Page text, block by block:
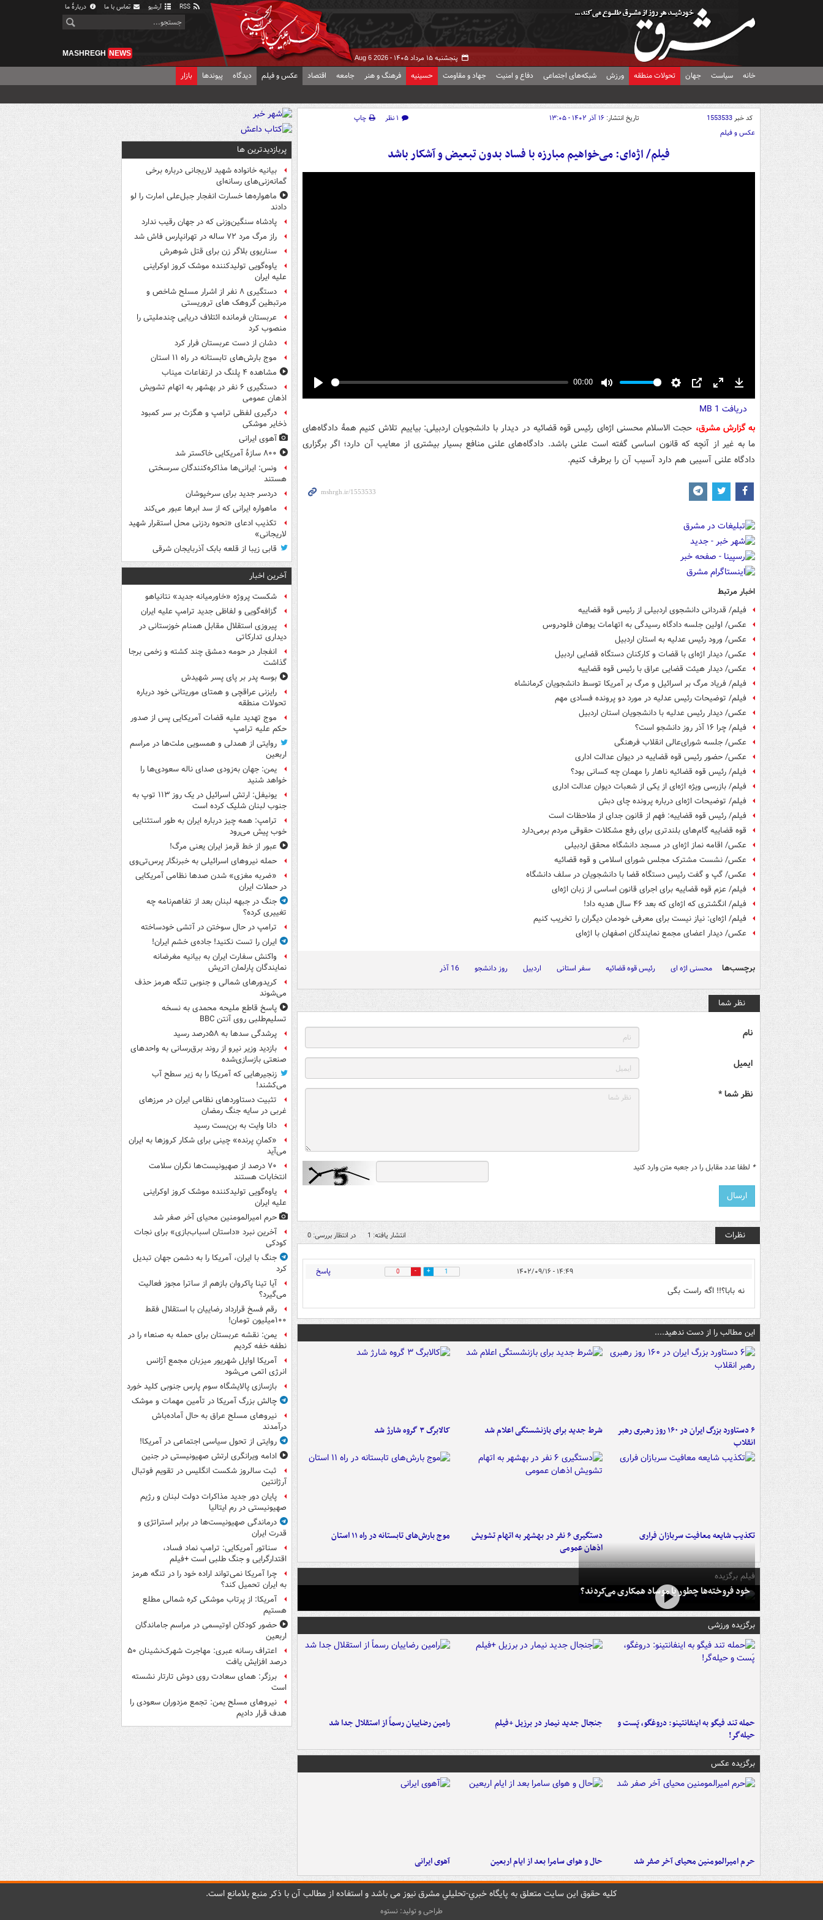
آرشیو تماس با ما دربارهٔ ما
پنجشنبه ۱۵ مرداد ۱۴۰۵ - Aug 6 2026
MASHREGH NEWS
خانه سیاست جهان تحولات منطقه ورزش شبکه‌های اجتماعی دفاع و امنیت جهاد و مقاومت حسینیه فرهنگ و هنر جامعه اقتصاد عکس و فیلم دیدگاه پیوندها بازار
کد خبر1553533 تاریخ انتشار: ۱۶ آذر ۱۴۰۲ - ۱۳:۰۵ ۱ نظر
چاپ
عکس و فیلم
فیلم/ اژه‌ای: می‌خواهیم مبارزه با فساد بدون تبعیض و آشکار باشد
00:00
fullscreen
دریافت 1 MB
به گزارش مشرق، حجت الاسلام محسنی اژه‌ای رئیس قوه قضائیه در دیدار با دانشجویان اردبیلی: بیاییم تلاش کنیم همهٔ دادگاه‌های
ما به غیر از آنچه که قانون اساسی گفته است علنی باشد. دادگاه‌های علنی منافع بسیار بیشتری از معایب آن دارد؛ اگر برگزاری
دادگاه علنی آسیبی هم دارد آسیب آن را برطرف کنیم.
اخبار مرتبط
فیلم/ قدردانی دانشجوی اردبیلی از رئیس قوه قضاییه
عکس/ اولین جلسه دادگاه رسیدگی به اتهامات یوهان فلودروس
عکس/ ورود رئیس عدلیه به استان اردبیل
عکس/ دیدار اژه‌ای با قضات و کارکنان دستگاه قضایی اردبیل
عکس/ دیدار هیئت قضایی عراق با رئیس قوه قضاییه
فیلم/ فریاد مرگ بر اسرائیل و مرگ بر آمریکا توسط دانشجویان کرمانشاه
فیلم/ توضیحات رئیس عدلیه در مورد دو پرونده فسادی مهم
عکس/ دیدار رئیس عدلیه با دانشجویان استان اردبیل
فیلم/ چرا ۱۶ آذر روز دانشجو است؟
عکس/ جلسه شورای‌عالی انقلاب فرهنگی
عکس/ حضور رئیس قوه قضاییه در دیوان عدالت اداری
فیلم/ رئیس قوه قضائیه ناهار را مهمان چه کسانی بود؟
فیلم/ بازرسی ویژه اژه‌ای از یکی از شعبات دیوان عدالت اداری
فیلم/ توضیحات اژه‌ای درباره پرونده چای دبش
فیلم/ رئیس قوه قضاییه: فهم از قانون جدای از ملاحظات است
قوه قضاییه گام‌های بلندتری برای رفع مشکلات حقوقی مردم برمی‌دارد
عکس/ اقامه نماز اژه‌ای در مسجد دانشگاه محقق اردبیلی
عکس/ نشست مشترک مجلس شورای اسلامی و قوه قضائیه
عکس/ گپ و گفت رئیس دستگاه قضا با دانشجویان در سلف دانشگاه
فیلم/ عزم قوه قضاییه برای اجرای قانون اساسی از زبان اژه‌ای
فیلم/ انگشتری که اژه‌ای که بعد ۴۶ سال هدیه داد!
فیلم/ اژه‌ای: نیاز نیست برای معرفی خودمان دیگران را تخریب کنیم
عکس/ دیدار اعضای مجمع نمایندگان اصفهان با اژه‌ای
برچسب‌ها محسنی اژه ای رئیس قوه قضائیه سفر استانی اردبیل روز دانشجو 16 آذر
نظر شما
نام
ایمیل
نظر شما *
* لطفا عدد مقابل را در جعبه متن وارد کنید
نظرات انتشار یافته: 1 در انتظار بررسی: 0
۱۴:۴۹ - ۱۴۰۲/۰۹/۱۶ 1
0 پاسخ
نه بابا؟!! اگه راست بگی
این مطالب را از دست ندهید....
۶ دستاورد بزرگ ایران در ۱۶۰ روز رهبری رهبر
انقلاب
شرط جدید برای بازنشستگی اعلام شد کالابرگ ۳ گروه شارژ شد
تکذیب شایعه معافیت سربازان فراری
دستگیری ۶ نفر در بهشهر به اتهام تشویش
اذهان عمومی
موج بارش‌های تابستانه در راه ۱۱ استان
فیلم برگزیده
خود فروخته‌ها چطور با موساد همکاری می‌کردند؟
برگزیده ورزشی
حمله تند فیگو به اینفانتینو: دروغگو، پَست‌ و
حیله‌گر!
جنجال جدید نیمار در برزیل +فیلم رامین رضاییان رسماً از استقلال جدا شد
برگزیده عکس
حرم امیرالمومنین محیای آخر صفر شد حال و هوای سامرا بعد از ایام اربعین آهوی ایرانی
پربازدیدترین ها
بیانیه خانواده شهید لاریجانی درباره برخی
گمانه‌زنی‌های رسانه‌ای
ماهواره‌ها خسارت انفجار جبل‌علی امارت را لو
دادند
پادشاه سنگین‌وزنی که در جهان رقیب ندارد
راز مرگ مرد ۷۲ ساله در تهرانپارس فاش شد
سناریوی بلاگر زن برای قتل شوهرش
یاوه‌گویی تولیدکننده موشک کروز اوکراینی
علیه ایران
دستگیری ۸ نفر از اشرار مسلح شاخص و
مرتبطین گروهک های تروریستی
عربستان فرمانده ائتلاف دریایی چندملیتی را
منصوب کرد
دشان از دست عربستان فرار کرد
موج بارش‌های تابستانه در راه ۱۱ استان
مشاهده ۴ پلنگ در ارتفاعات میناب
دستگیری ۶ نفر در بهشهر به اتهام تشویش
اذهان عمومی
درگیری لفظی ترامپ و هگزث بر سر کمبود
ذخایر موشکی
آهوی ایرانی
۸۰۰ سازۀ آمریکایی خاکستر شد
ونس: ایرانی‌ها مذاکره‌کنندگان سرسختی
هستند
دردسر جدید برای سرخپوشان
ماهواره ایرانی که از سد ابرها عبور می‌کند
تکذیب ادعای «نحوه ردزنی محل استقرار شهید
لاریجانی»
قابی زیبا از قلعه بابک آذربایجان شرقی
آخرین اخبار
شکست پروژه «خاورمیانه جدید» نتانیاهو
گزافه‌گویی و لفاظی جدید ترامپ علیه ایران
پیروزی استقلال مقابل همنام خوزستانی در
دیداری تدارکاتی
انفجار در حومه دمشق چند کشته و زخمی برجا
گذاشت
بوسه‌ پدر بر پای پسر شهیدش
رایزنی عراقچی و همتای موریتانی خود درباره
تحولات منطقه
موج تهدید علیه قضات آمریکایی پس از صدور
حکم علیه ترامپ
روایتی از همدلی و همسویی ملت‌ها در مراسم
اربعین
یمن: جهان به‌زودی صدای ناله سعودی‌ها را
خواهد شنید
یونیفل: ارتش اسرائیل در یک روز ۱۱۳ توپ به
جنوب لبنان شلیک کرده است
ترامپ: همه چیز درباره ایران به طور استثنایی
خوب پیش می‌رود
عبور از خط قرمز ایران یعنی مرگ!
حمله نیروهای اسرائیلی به خبرنگار پرس‌تی‌وی
«ضربه مغزی» شدن صدها نظامی آمریکایی
در حملات ایران
جنگ در جبهه لبنان بعد از تفاهم‌نامه چه
تغییری کرده؟
ترامپ در حال سوختن در آتشی خودساخته
ایران را تست نکنید! جاده‌ی خشم ایران!
واکنش سفارت ایران به بیانیه مغرضانه
نمایندگان پارلمان اتریش
کریدورهای شمالی و جنوبی تنگه هرمز حذف
می‌شوند
پاسخ قاطع ملیحه محمدی به نسخه
تسلیم‌طلبی روی آنتن BBC
پرشدگی سدها به ۵۸درصد رسید
بازدید وزیر نیرو از روند برق‌رسانی به واحدهای
صنعتی بازسازی‌شده
زنجیرهایی که آمریکا را به زیر سطح آب
می‌کشند!
تثبیت دستاوردهای نظامی ایران در مرزهای
غربی در سایه جنگ رمضان
دانا وایت به بن‌بست رسید
«کمانِ پرنده» چینی برای شکار کروزها به ایران
می‌آید
۷۰ درصد از صهیونیست‌ها نگران سلامت
انتخابات هستند
یاوه‌گویی تولیدکننده موشک کروز اوکراینی
علیه ایران
حرم امیرالمومنین محیای آخر صفر شد
آخرین نبرد «داستان اسباب‌بازی» برای نجات
کودکی
جنگ با ایران، آمریکا را به دشمن جهان تبدیل
کرد
آیا تینا پاکروان بازهم از ساترا مجوز فعالیت
می‌گیرد؟
رقم فسخ قرارداد رضاییان با استقلال فقط
۱۰۰میلیون تومان!
یمن: نقشه عربستان برای حمله به صنعاء را در
نطفه خفه کردیم
آمریکا اوایل شهریور میزبان مجمع آژانس
انرژی اتمی می‌شود
بازسازی پالایشگاه سوم پارس جنوبی کلید خورد
چالش بزرگ آمریکا در تأمین مهمات و موشک
نیروهای مسلح عراق به حال آماده‌باش
درآمدند
روایتی از تحول سیاسی اجتماعی در آمریکا!
ادامه ویرانگری ارتش صهیونیستی در جنین
ثبت سالروز شکست انگلیس در تقویم فوتبال
آرژانتین
پایان دور جدید مذاکرات دولت لبنان و رژیم
صهیونیستی در رم ایتالیا
درماندگی صهیونیست‌ها در برابر استراتژی و
قدرت ایران
سناتور آمریکایی: ترامپ نماد فساد،
اقتدارگرایی و جنگ طلبی است +فیلم
چرا آمریکا نمی‌تواند اراده خود را در تنگه هرمز
به ایران تحمیل کند؟
آمریکا: از پرتاب موشکی کره شمالی مطلع
هستیم
حضور کودکان اوتیسمی در مراسم جاماندگان
اربعین
اعتراف رسانه عبری: مهاجرت شهرک‌نشینان ۵۰
درصد افزایش یافت
برزگر: همای سعادت روی دوش تارتار نشسته
است
نیروهای مسلح یمن: تجمع مزدوران سعودی را
هدف قرار دادیم
کليه حقوق اين سايت متعلق به پایگاه خبري-تحليلي مشرق نيوز می باشد و استفاده از مطالب آن با ذکر منبع بلامانع است.
طراحی و تولید: نستوه